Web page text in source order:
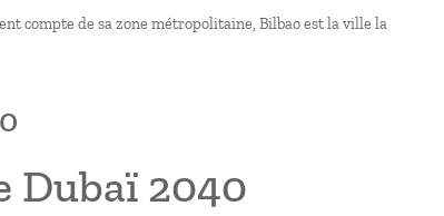
compte de sa zone métropolitaine, Bilbao est la ville la
Dubaï 2040